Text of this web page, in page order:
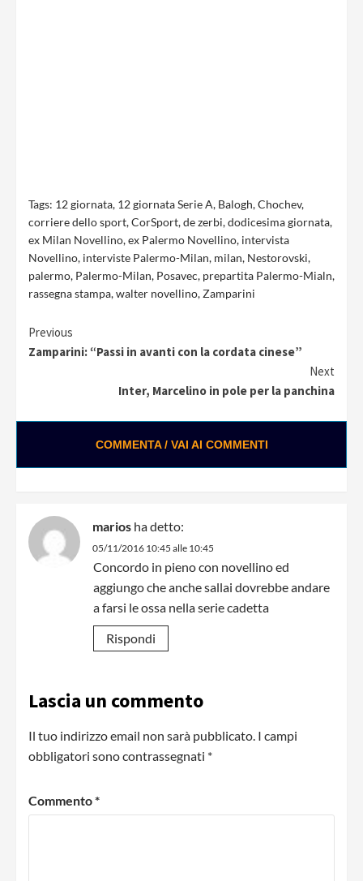
Tags: 12 giornata, 12 giornata Serie A, Balogh,Chochev,
corriere dello sport,CorSport,de zerbi,dodicesima giornata,
ex Milan Novellino,ex Palermo Novellino, intervista
Novellino, interviste Palermo-Milan, milan, Nestorovski,
palermo, Palermo-Milan, Posavec, prepartita Palermo-Mialn,
rassegna stampa,walter novellino,Zamparini
Continue
Reading
Previous
Zamparini: “Passi in avanti con la cordata cinese”
Next
Inter, Marcelino in pole per la panchina
COMMENTA / VAI AI COMMENTI
marios ha detto:
05/11/2016 10:45 alle 10:45
Concordo in pieno con novellino ed
aggiungo che anche sallai dovrebbe andare
a farsi le ossa nella serie cadetta
Rispondi
Lascia un commento
Il tuo indirizzo email non sarà pubblicato. I campi
obbligatori sono contrassegnati *
Commento*